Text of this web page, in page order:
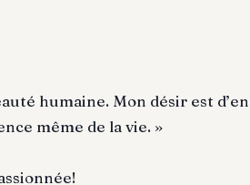
humaine. Mon désir est
même de la vie. »